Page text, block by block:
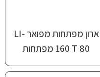
ארון מפתחות מפואר ‎LI-
T 80‏ 160 מפתחות